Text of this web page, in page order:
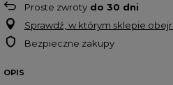
Proste zwrotydo 30 dni
Sprawdź, w którym sklepie
Bezpieczne zakupy
OPIS